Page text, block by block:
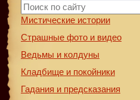
Мистические истории
Страшные фото и видео
Ведьмы и колдуны
Кладбище и покойники
Гадания и предсказания